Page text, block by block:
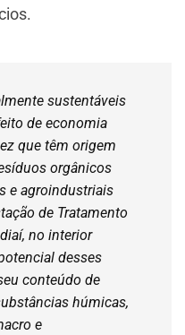
sustentáveis
de economia
que têm origem
orgânicos
e agroindustriais
de Tratamento
no interior
desses
conteúdo de
húmicas,
e